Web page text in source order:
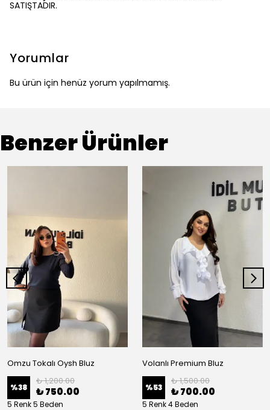
SATIŞTADIR.
Yorumlar
Bu ürün için henüz yorum yapılmamış.
Benzer Ürünler
Omzu Tokalı Oysh Bluz
%38
₺ 1,200.00
₺ 750.00
5 Renk 5 Beden
Volanlı Premium Bluz
%53
₺ 1,500.00
₺ 700.00
5 Renk 4 Beden